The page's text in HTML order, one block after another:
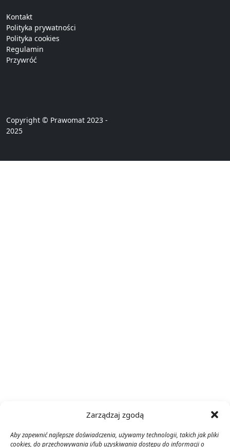
Zarządzaj zgodą
Aby zapewnić najlepsze doświadczenia, używamy technologii, takich jak pliki
cookies, do przechowywania i/lub uzyskiwania dostępu do informacji o
Kontakt
Polityka prywatności
Polityka cookies
Regulamin
Przywróć
Copyright © Prawomat 2023 -
2025